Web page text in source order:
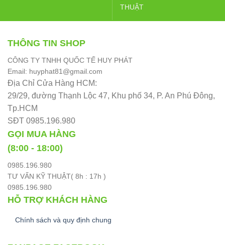
THUẬT
THÔNG TIN SHOP
CÔNG TY TNHH QUỐC TẾ HUY PHÁT
Email: huyphat81@gmail.com
Địa Chỉ Cửa Hàng HCM:
29/29, đường Thạnh Lộc 47, Khu phố 34, P. An Phú Đông,
Tp.HCM
SĐT 0985.196.980
GỌI MUA HÀNG
(8:00 - 18:00)
0985.196.980
TƯ VẤN KỸ THUẬT( 8h : 17h )
0985.196.980
HỖ TRỢ KHÁCH HÀNG
Chính sách và quy định chung